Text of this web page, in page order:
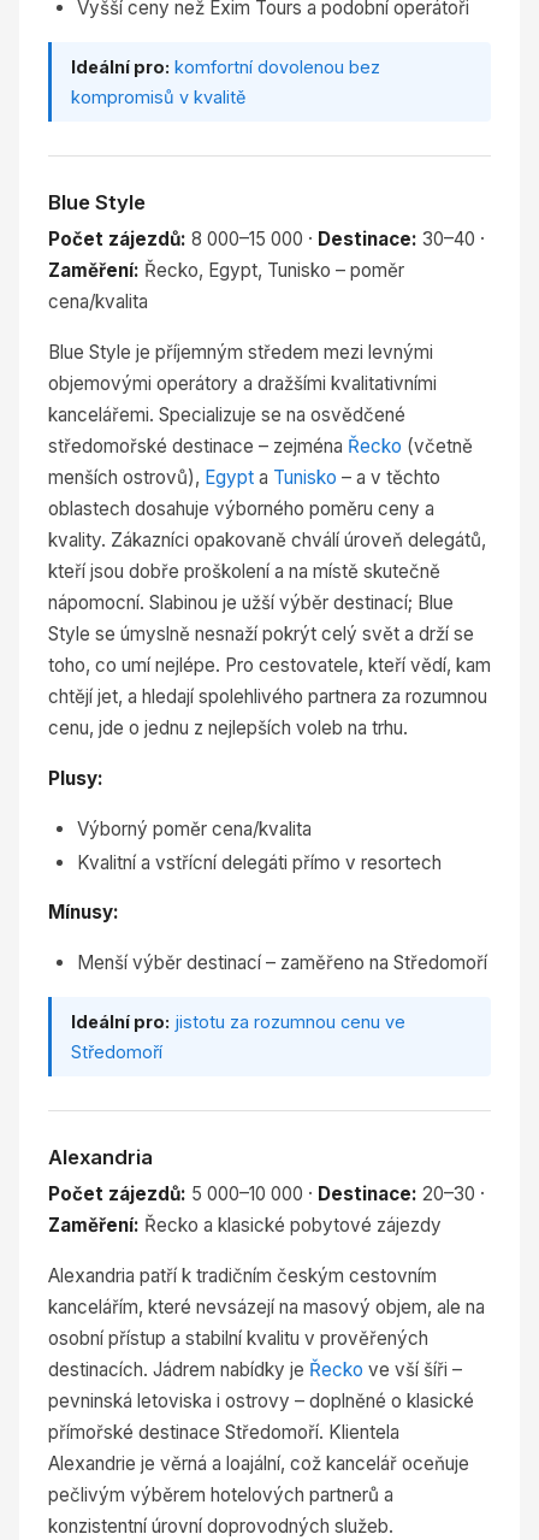
Vyšší ceny než Exim Tours a podobní operátoři
Ideální pro: komfortní dovolenou bez
kompromisů v kvalitě
Blue Style
Počet zájezdů: 8 000–15 000 · Destinace: 30–40 ·
Zaměření: Řecko, Egypt, Tunisko – poměr
cena/kvalita
Blue Style je příjemným středem mezi levnými
objemovými operátory a dražšími kvalitativními
kancelářemi. Specializuje se na osvědčené
středomořské destinace – zejména Řecko (včetně
menších ostrovů), Egypt a Tunisko – a v těchto
oblastech dosahuje výborného poměru ceny a
kvality. Zákazníci opakovaně chválí úroveň delegátů,
kteří jsou dobře proškolení a na místě skutečně
nápomocní. Slabinou je užší výběr destinací; Blue
Style se úmyslně nesnaží pokrýt celý svět a drží se
toho, co umí nejlépe. Pro cestovatele, kteří vědí, kam
chtějí jet, a hledají spolehlivého partnera za rozumnou
cenu, jde o jednu z nejlepších voleb na trhu.
Plusy:
Výborný poměr cena/kvalita
Kvalitní a vstřícní delegáti přímo v resortech
Mínusy:
Menší výběr destinací – zaměřeno na Středomoří
Ideální pro: jistotu za rozumnou cenu ve
Středomoří
Alexandria
Počet zájezdů: 5 000–10 000 · Destinace: 20–30 ·
Zaměření: Řecko a klasické pobytové zájezdy
Alexandria patří k tradičním českým cestovním
kancelářím, které nevsázejí na masový objem, ale na
osobní přístup a stabilní kvalitu v prověřených
destinacích. Jádrem nabídky je Řecko ve vší šíři –
pevninská letoviska i ostrovy – doplněné o klasické
přímořské destinace Středomoří. Klientela
Alexandrie je věrná a loajální, což kancelář oceňuje
pečlivým výběrem hotelových partnerů a
konzistentní úrovní doprovodných služeb.